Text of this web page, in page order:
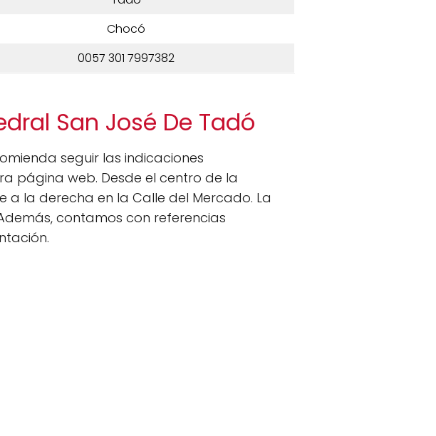
Chocó
0057 301 7997382
San José De Tadó
seguir las indicaciones
página web. Desde el centro de la
a la derecha en la Calle del Mercado. La
contamos con referencias